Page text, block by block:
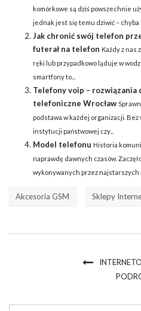
komórkowe są dziś powszechnie
jednak jest się temu dziwić – chyba
Jak chronić swój telefon
futerał na telefon Każdy z nas
ręki lub przypadkowo ląduje w
smartfony to...
Telefony voip – rozwiązania
telefoniczne Wrocław
podstawa w każdej organizacji. Bez
instytucji państwowej czy...
Model telefonu Historia
naprawdę dawnych czasów.
wykonywanych przez najstarszych
Akcesoria GSM Sklepy